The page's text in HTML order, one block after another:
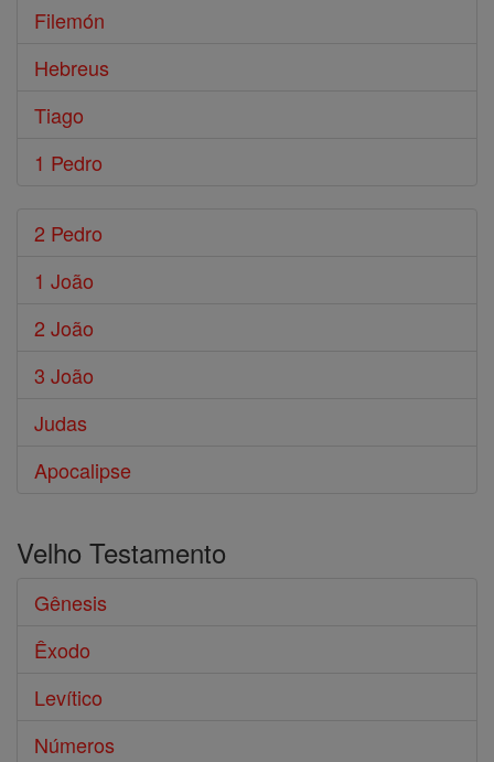
Filemón
Hebreus
Tiago
1 Pedro
2 Pedro
1 João
2 João
3 João
Judas
Apocalipse
Velho Testamento
Gênesis
Êxodo
Levítico
Números